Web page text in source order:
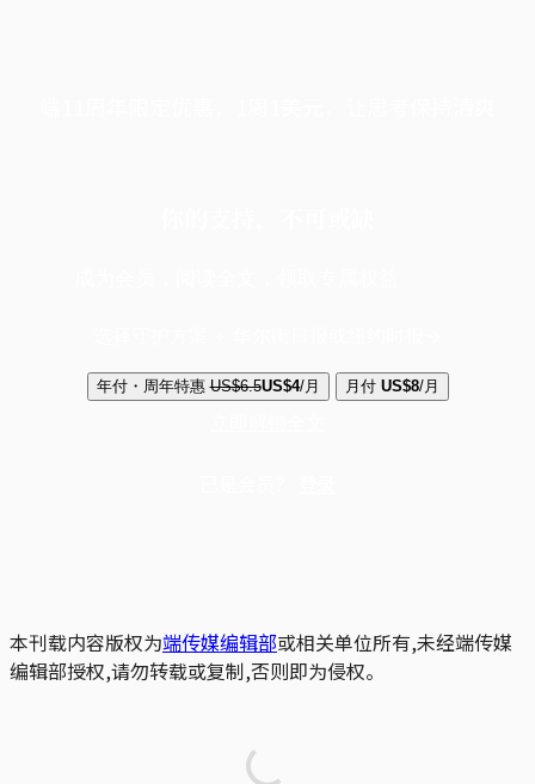
年付・周年特惠 US$6.5US$4/月 月付 US$8/月
本刊载内容版权为端传媒编辑部或相关单位所有,未经端传媒
编辑部授权,请勿转载或复制,否则即为侵权。